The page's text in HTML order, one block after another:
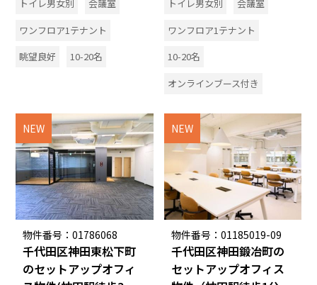
トイレ男女別
会議室
ワンフロア1テナント
眺望良好
10-20名
トイレ男女別
会議室
ワンフロア1テナント
10-20名
オンラインブース付き
NEW
物件番号：01786068
千代田区神田東松下町
のセットアップオフィ
NEW
物件番号：01185019-09
千代田区神田鍛冶町の
セットアップオフィス